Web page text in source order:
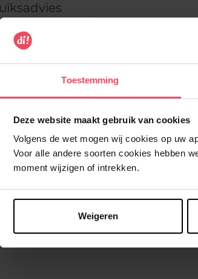
Toestemming
Deze website maakt gebruik van cookies
Volgens de wet mogen wij cookies op uw
Voor alle andere soorten cookies hebben
moment wijzigen of intrekken.
Weigeren